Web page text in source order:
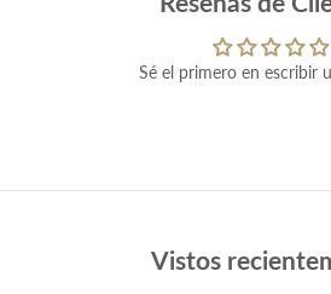
Sé el primero en escribir
Vistos